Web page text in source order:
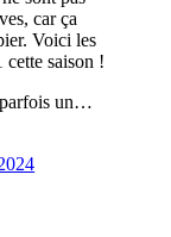
car ça
Voici les
cette saison !
parfois un…